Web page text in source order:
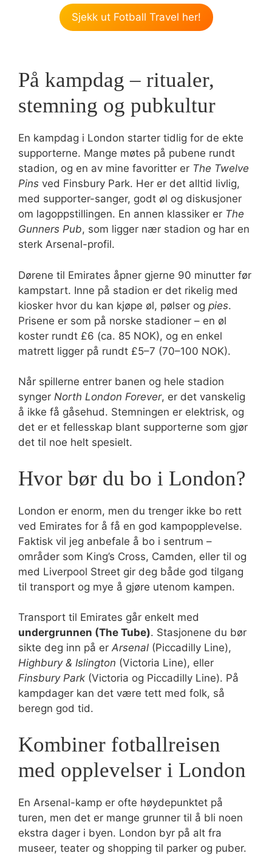
Sjekk ut Fotball Travel her!
På kampdag – ritualer,
stemning og pubkultur
En kampdag i London starter tidlig for de ekte
supporterne. Mange møtes på pubene rundt
stadion, og en av mine favoritter er The Twelve
Pins ved Finsbury Park. Her er det alltid livlig,
med supporter-sanger, godt øl og diskusjoner
om lagoppstillingen. En annen klassiker er The
Gunners Pub, som ligger nær stadion og har en
sterk Arsenal-profil.
Dørene til Emirates åpner gjerne 90 minutter før
kampstart. Inne på stadion er det rikelig med
kiosker hvor du kan kjøpe øl, pølser og pies.
Prisene er som på norske stadioner – en øl
koster rundt £6 (ca. 85 NOK), og en enkel
matrett ligger på rundt £5–7 (70–100 NOK).
Når spillerne entrer banen og hele stadion
synger North London Forever, er det vanskelig
å ikke få gåsehud. Stemningen er elektrisk, og
det er et fellesskap blant supporterne som gjør
det til noe helt spesielt.
Hvor bør du bo i London?
London er enorm, men du trenger ikke bo rett
ved Emirates for å få en god kampopplevelse.
Faktisk vil jeg anbefale å bo i sentrum –
områder som King’s Cross, Camden, eller til og
med Liverpool Street gir deg både god tilgang
til transport og mye å gjøre utenom kampen.
Transport til Emirates går enkelt med
undergrunnen (The Tube). Stasjonene du bør
sikte deg inn på er Arsenal (Piccadilly Line),
Highbury & Islington (Victoria Line), eller
Finsbury Park (Victoria og Piccadilly Line). På
kampdager kan det være tett med folk, så
beregn god tid.
Kombiner fotballreisen
med opplevelser i London
En Arsenal-kamp er ofte høydepunktet på
turen, men det er mange grunner til å bli noen
ekstra dager i byen. London byr på alt fra
museer, teater og shopping til parker og puber.